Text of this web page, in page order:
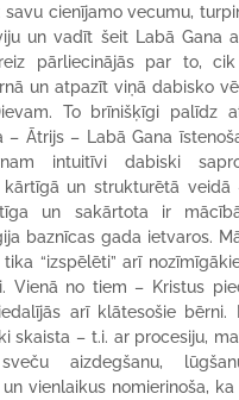
savu cienījamo vecumu,
un vadīt šeit Labā Gana
pārliecinājās par to,
un atpazīt viņā dabisko
To brīnišķīgi palīdz
– Ātrijs – Labā Gana
intuitīvi dabiski
un strukturētā veidā
un sakārtota ir
baznīcas gada ietvaros.
“izspēlēti” arī
Vienā no tiem – Kristus
arī klātesošie bērni.
skaista – t.i. ar procesiju,
sveču aizdegšanu,
vienlaikus nomierinoša,